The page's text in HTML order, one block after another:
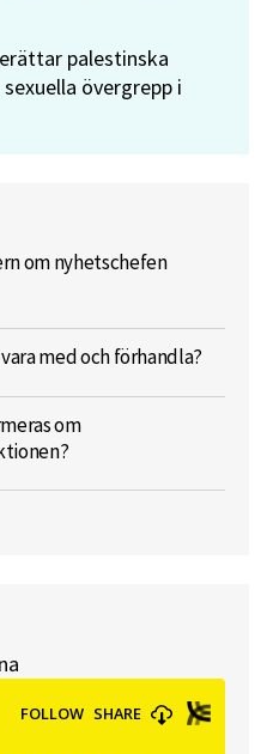
palestinska
övergrepp i
om nyhetschefen
med och förhandla?
om